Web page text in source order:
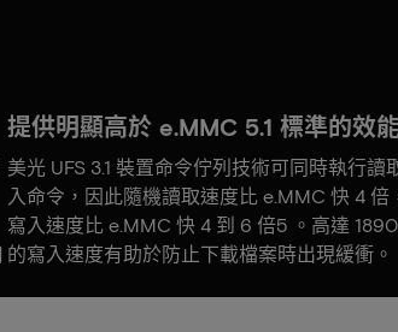
提供明顯高於 e.MMC 5.1 標準的效
美光 UFS 3.1 裝置命令佇列技術可同時執行讀
入命令，因此隨機讀取速度比 e.MMC 快 4 倍
寫入速度比 e.MMC 快 4 到 6 倍5 。高達
的寫入速度有助於防止下載檔案時出現緩衝。